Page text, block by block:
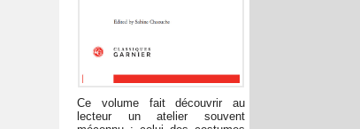
Ce volume fait découvrir au
lecteur un atelier souvent